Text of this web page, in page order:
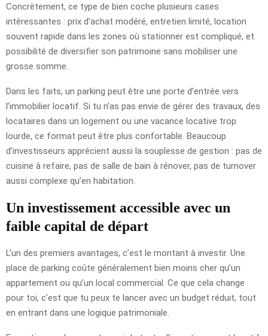
Concrètement, ce type de bien coche plusieurs cases
intéressantes : prix d’achat modéré, entretien limité, location
souvent rapide dans les zones où stationner est compliqué, et
possibilité de diversifier son patrimoine sans mobiliser une
grosse somme.
Dans les faits, un parking peut être une porte d’entrée vers
l’immobilier locatif. Si tu n’as pas envie de gérer des travaux, des
locataires dans un logement ou une vacance locative trop
lourde, ce format peut être plus confortable. Beaucoup
d’investisseurs apprécient aussi la souplesse de gestion : pas de
cuisine à refaire, pas de salle de bain à rénover, pas de turnover
aussi complexe qu’en habitation.
Un investissement accessible avec un
faible capital de départ
L’un des premiers avantages, c’est le montant à investir. Une
place de parking coûte généralement bien moins cher qu’un
appartement ou qu’un local commercial. Ce que cela change
pour toi, c’est que tu peux te lancer avec un budget réduit, tout
en entrant dans une logique patrimoniale.